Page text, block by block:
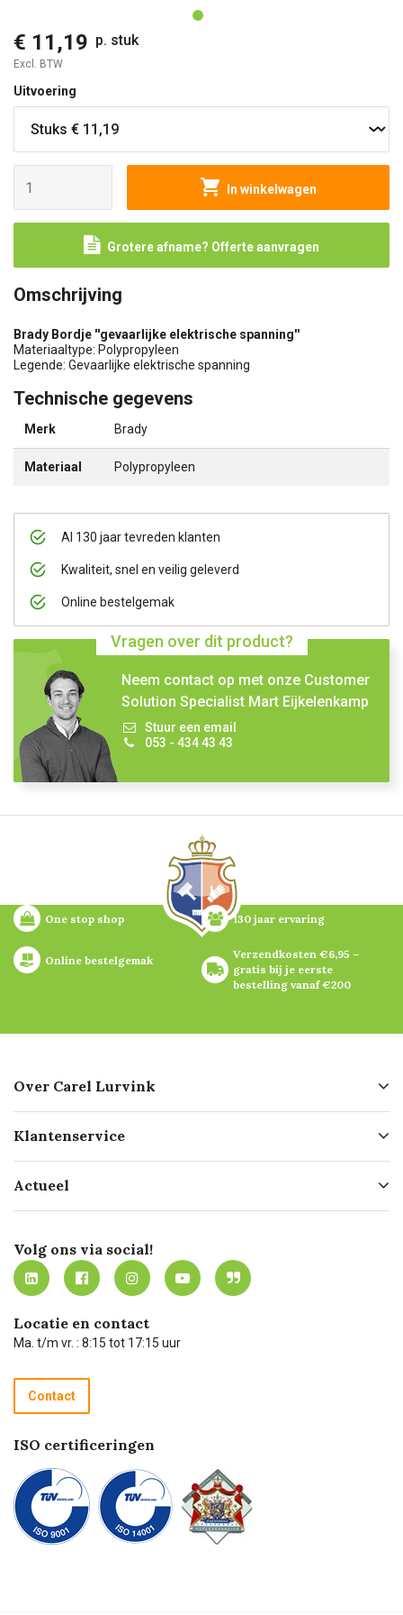
€ 11,19 p. stuk
Excl. BTW
Uitvoering
In winkelwagen
Grotere afname? Offerte aanvragen
Al 130 jaar tevreden klanten
Kwaliteit, snel en veilig geleverd
Online bestelgemak
Vragen over dit product?
Neem contact op met onze Customer
Solution Specialist Mart Eijkelenkamp
Stuur een email
053 - 434 43 43
Omschrijving
Brady Bordje ''gevaarlijke elektrische spanning''
Materiaaltype: Polypropyleen
Legende: Gevaarlijke elektrische spanning
Technische gegevens
Merk Brady
Materiaal Polypropyleen
One stop shop 130 jaar ervaring
Online bestelgemak
Verzendkosten €6,95 –
gratis bij je eerste
bestelling vanaf €200
Over Carel Lurvink
Geschiedenis
Missie
Werken bij Carel Lurvink
MVO
Klantenservice
Bezorgen
Mijn Carel Lurvink
Mijn Carel Lurvink instructievideo's
Carel Lurvink App
Hulp op afstand
Technische dienst
Recycle programma
Betalen
Actueel
Innovation LAB
Tevreden klanten
Carel Lurvink Blog
Carel de podcast
Volg ons via social!
Locatie en contact
Ma. t/m vr. : 8:15 tot 17:15 uur
Contact
ISO certificeringen